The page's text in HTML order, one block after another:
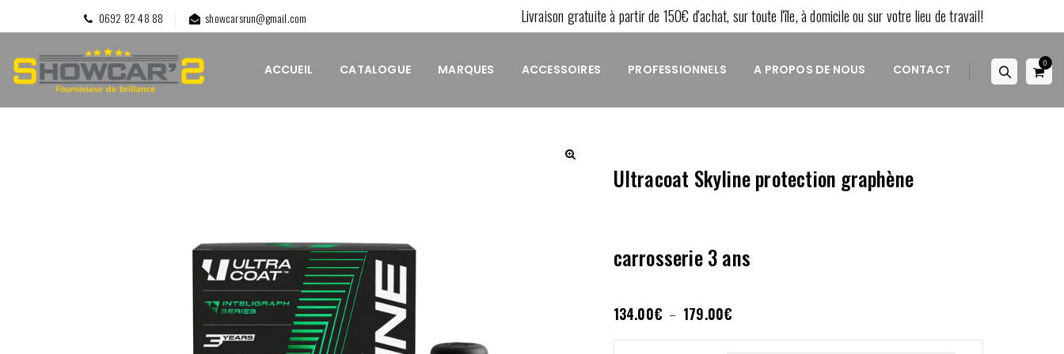
0692 82 48 88 showcarsrun@gmail.com Livraison gratuite à partir de 150€ d'achat, sur toute l'île, à domicile ou sur votre lieu de travail!
0
ACCUEIL CATALOGUE MARQUES ACCESSOIRES PROFESSIONNELS A PROPOS DE NOUS CONTACT
Ultracoat Skyline protection graphène
carrosserie 3 ans
134.00€ – 179.00€
de